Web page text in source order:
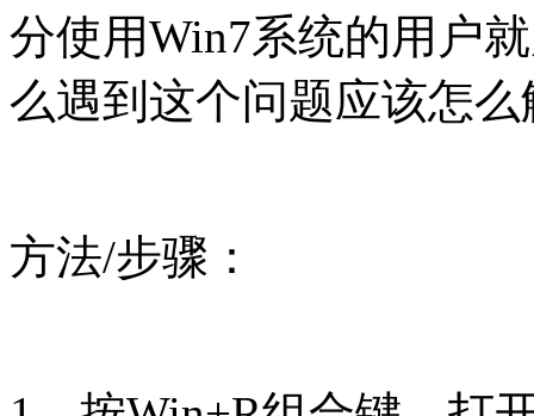
分使用Win7系统的用户
么遇到这个问题应该怎么
方法/步骤：